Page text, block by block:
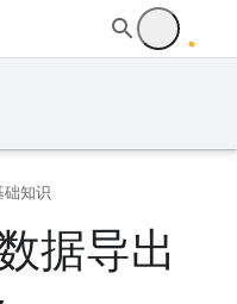
础知识
据导出